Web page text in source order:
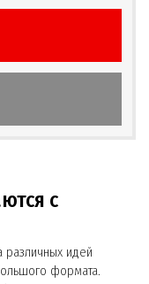
с
идей
формата.